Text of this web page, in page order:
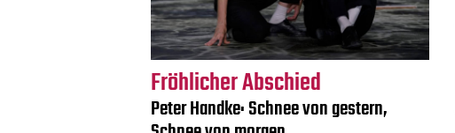
Fröhlicher Abschied
Peter Handke: Schnee von gestern,